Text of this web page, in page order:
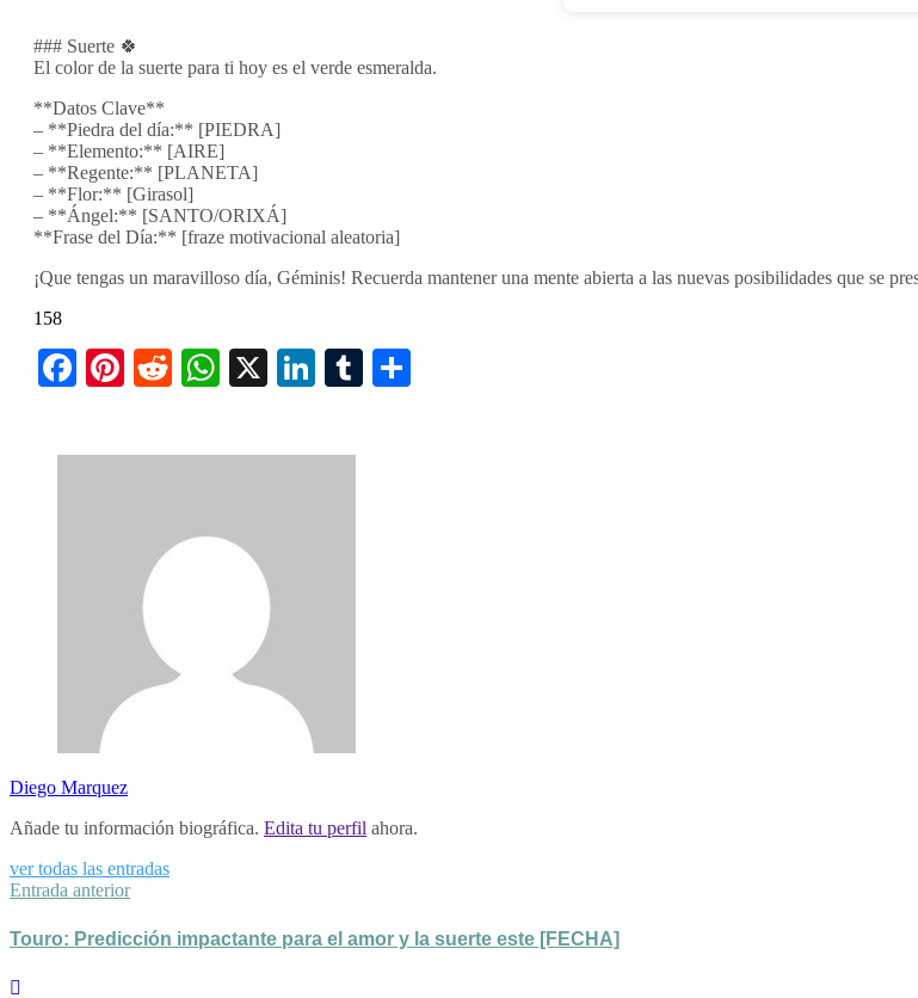
### Suerte 🍀
El color de la suerte para ti hoy es el verde esmeralda.
**Datos Clave**
– **Piedra del día:** [PIEDRA]
– **Elemento:** [AIRE]
– **Regente:** [PLANETA]
– **Flor:** [Girasol]
– **Ángel:** [SANTO/ORIXÁ]
**Frase del Día:** [fraze motivacional aleatoria]
¡Que tengas un maravilloso día, Géminis! Recuerda mantener una mente abierta a las nuevas posibilidades que se
158
Facebook
Pinterest
RedditWhatsApp
X LinkedIn
Tumblr
Diego Marquez
Añade tu información biográfica. Edita tu perfil ahora.
ver todas las entradas
Entrada anterior
Touro: Predicción impactante para el amor y la suerte este [FECHA]